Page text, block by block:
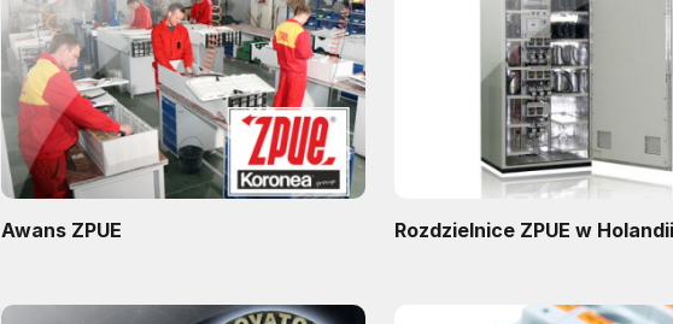
Awans ZPUE Rozdzielnice ZPUE w